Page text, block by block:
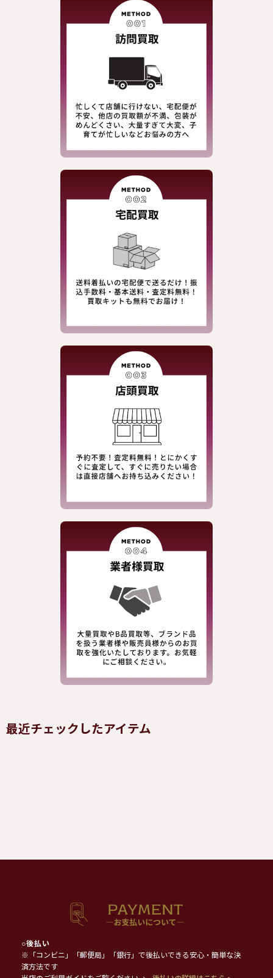
最近チェックしたアイテム
○後払い
※「コンビニ」「郵便局」「銀行」で後払いできる安心・簡単な決
済方法です